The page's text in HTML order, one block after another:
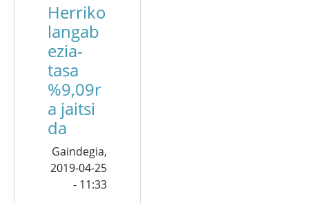
Herriko
langab
ezia-
tasa
%9,09r
a jaitsi
da
Gaindegia,
2019-04-25
- 11:33